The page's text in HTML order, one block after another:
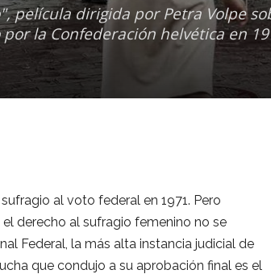
película dirigida por Petra Volpe
la Confederación helvética en
al voto federal en 1971. Pero
derecho al sufragio femenino no se
Federal, la más alta instancia judicial de
que condujo a su aprobación final es el